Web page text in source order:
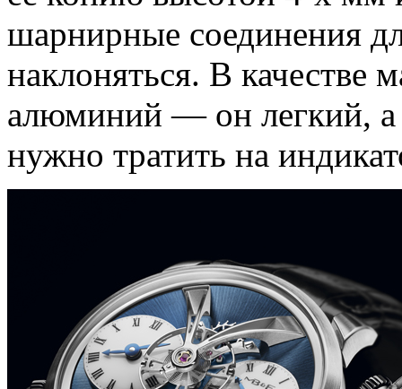
шарнирные соединения
наклоняться. В качестве
алюминий — он легкий, а
нужно тратить на